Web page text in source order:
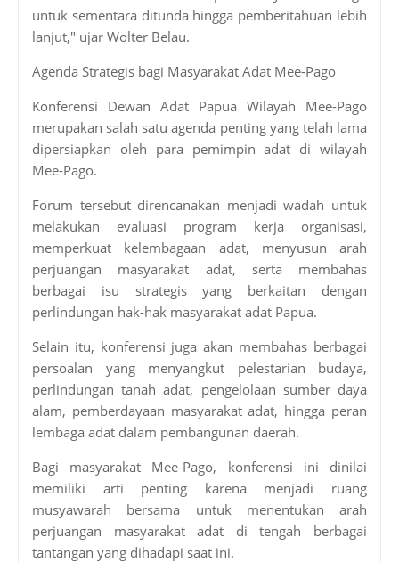
untuk sementara ditunda hingga pemberitahuan lebih
lanjut," ujar Wolter Belau.
Agenda Strategis bagi Masyarakat Adat Mee-Pago
Konferensi Dewan Adat Papua Wilayah Mee-Pago
merupakan salah satu agenda penting yang telah lama
dipersiapkan oleh para pemimpin adat di wilayah
Mee-Pago.
Forum tersebut direncanakan menjadi wadah untuk
melakukan evaluasi program kerja organisasi,
memperkuat kelembagaan adat, menyusun arah
perjuangan masyarakat adat, serta membahas
berbagai isu strategis yang berkaitan dengan
perlindungan hak-hak masyarakat adat Papua.
Selain itu, konferensi juga akan membahas berbagai
persoalan yang menyangkut pelestarian budaya,
perlindungan tanah adat, pengelolaan sumber daya
alam, pemberdayaan masyarakat adat, hingga peran
lembaga adat dalam pembangunan daerah.
Bagi masyarakat Mee-Pago, konferensi ini dinilai
memiliki arti penting karena menjadi ruang
musyawarah bersama untuk menentukan arah
perjuangan masyarakat adat di tengah berbagai
tantangan yang dihadapi saat ini.